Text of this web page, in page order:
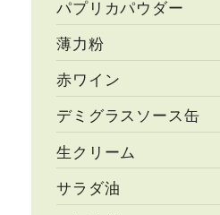
パプリカパウダー
薄力粉
赤ワイン
デミグラスソース缶
生クリーム
サラダ油